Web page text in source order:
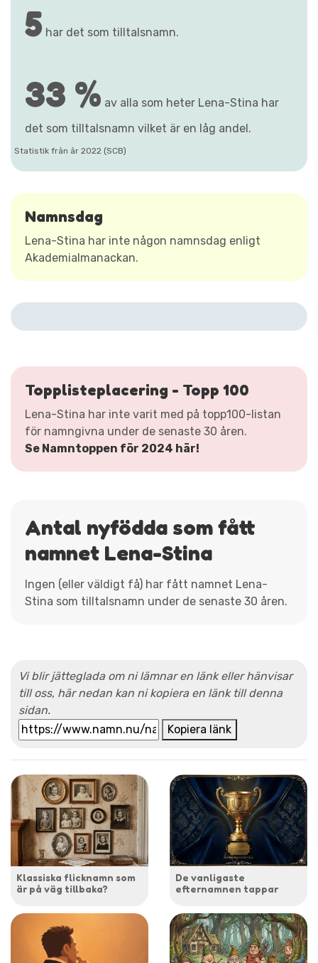
5 har det som tilltalsnamn.
33 % av alla som heter Lena-Stina har
det som tilltalsnamn vilket är en låg andel.
Statistik från år 2022 (SCB)
Namnsdag
Lena-Stina har inte någon namnsdag enligt
Akademialmanackan.
Topplisteplacering - Topp 100
Lena-Stina har inte varit med på topp100-listan
för namngivna under de senaste 30 åren.
Se Namntoppen för 2024 här!
Antal nyfödda som fått
namnet Lena-Stina
Ingen (eller väldigt få) har fått namnet Lena-
Stina som tilltalsnamn under de senaste 30 åren.
Vi blir jätteglada om ni lämnar en länk eller hänvisar
till oss, här nedan kan ni kopiera en länk till denna
sidan.
Kopiera länk
Klassiska flicknamn som
är på väg tillbaka?
De vanligaste
efternamnen tappar